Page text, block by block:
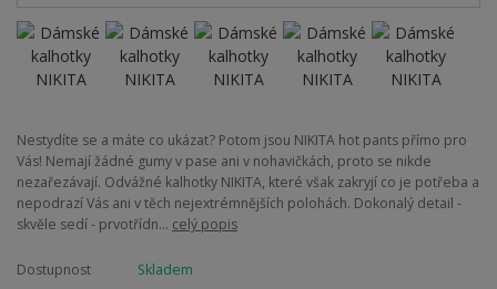
Nestydíte se a máte co ukázat? Potom jsou NIKITA hot pants přímo pro
Vás! Nemají žádné gumy v pase ani v nohavičkách, proto se nikde
nezařezávají. Odvážné kalhotky NIKITA, které však zakryjí co je potřeba a
nepodrazí Vás ani v těch nejextrémnějších polohách. Dokonalý detail -
skvěle sedí - prvotřídn... celý popis
Dostupnost
Skladem